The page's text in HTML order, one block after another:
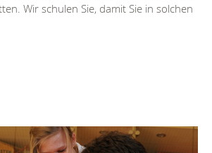
Wir schulen Sie, damit Sie in solchen